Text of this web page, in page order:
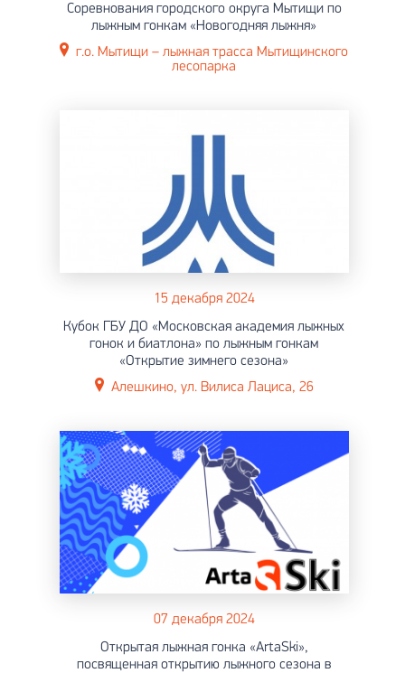
Соревнования городского округа Мытищи по
лыжным гонкам «Новогодняя лыжня»
г.о. Мытищи – лыжная трасса Мытищинского
лесопарка
15 декабря 2024
Кубок ГБУ ДО «Московская академия лыжных
гонок и биатлона» по лыжным гонкам
«Открытие зимнего сезона»
Алешкино, ул. Вилиса Лациса, 26
07 декабря 2024
Открытая лыжная гонка «ArtaSki»,
посвященная открытию лыжного сезона в